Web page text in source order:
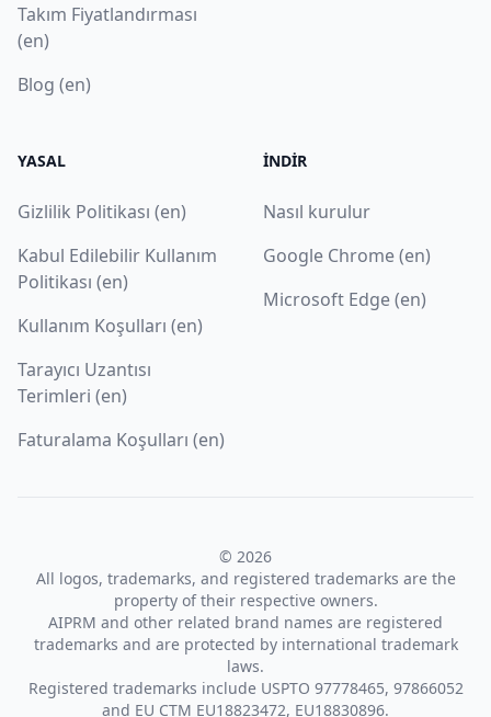
Takım Fiyatlandırması
(en)
Blog (en)
YASAL
Gizlilik Politikası (en)
Kabul Edilebilir Kullanım
Politikası (en)
Kullanım Koşulları (en)
Tarayıcı Uzantısı
Terimleri (en)
Faturalama Koşulları (en)
İNDIR
Nasıl kurulur
Google Chrome (en)
Microsoft Edge (en)
© 2026
All logos, trademarks, and registered trademarks are the
property of their respective owners.
AIPRM and other related brand names are registered
trademarks and are protected by international trademark
laws.
Registered trademarks include USPTO 97778465, 97866052
and EU CTM EU18823472, EU18830896.